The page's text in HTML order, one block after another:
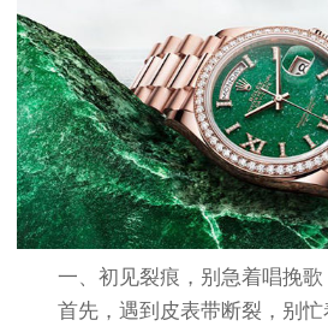
一、初见裂痕，别急着唱挽歌
首先，遇到皮表带断裂，别忙